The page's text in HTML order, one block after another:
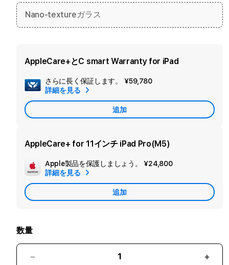
Nano-textureガラス
AppleCare+ for 11インチ iPad Pro(M5)
Apple製品を保護しましょう。¥24,800
詳細を見る
追加
AppleCare+とC smart Warranty for iPad
さらに長く保証します。 ¥59,780
詳細を見る
リ
保
追加
数量
11 11